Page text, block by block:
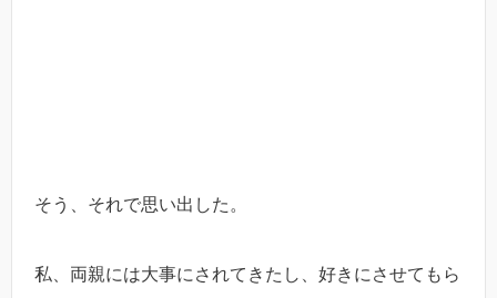
そう、それで思い出した。
私、両親には大事にされてきたし、好きにさせてもら